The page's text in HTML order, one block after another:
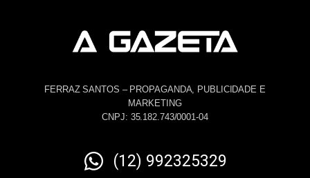
FERRAZ SANTOS – PROPAGANDA, PUBLICIDADE E
MARKETING
CNPJ: 35.182.743/0001-04
(12) 992325329